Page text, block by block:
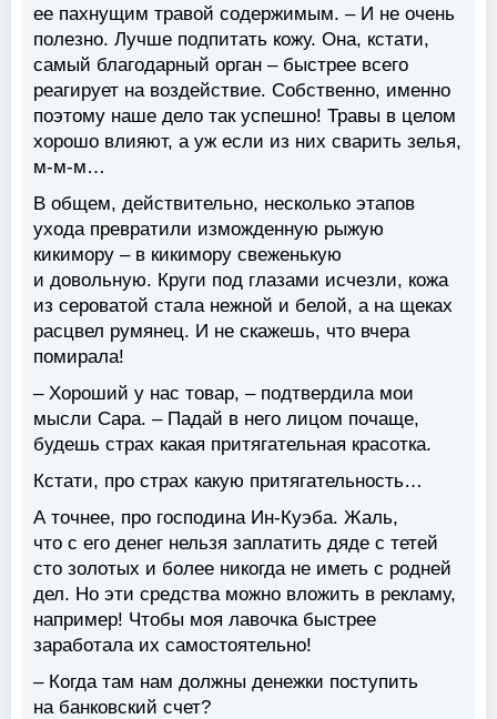
ее пахнущим травой содержимым. – И не очень
полезно. Лучше подпитать кожу. Она, кстати,
самый благодарный орган – быстрее всего
реагирует на воздействие. Собственно, именно
поэтому наше дело так успешно! Травы в целом
хорошо влияют, а уж если из них сварить зелья,
м-м-м…
В общем, действительно, несколько этапов
ухода превратили изможденную рыжую
кикимору – в кикимору свеженькую
и довольную. Круги под глазами исчезли, кожа
из сероватой стала нежной и белой, а на щеках
расцвел румянец. И не скажешь, что вчера
помирала!
– Хороший у нас товар, – подтвердила мои
мысли Сара. – Падай в него лицом почаще,
будешь страх какая притягательная красотка.
Кстати, про страх какую притягательность…
А точнее, про господина Ин-Куэба. Жаль,
что с его денег нельзя заплатить дяде с тетей
сто золотых и более никогда не иметь с родней
дел. Но эти средства можно вложить в рекламу,
например! Чтобы моя лавочка быстрее
заработала их самостоятельно!
– Когда там нам должны денежки поступить
на банковский счет?